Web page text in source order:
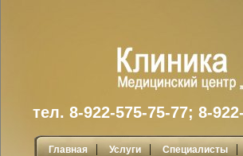
тел. 8-922-575-75-77; 8-
Главная | Услуги | Специалисты |